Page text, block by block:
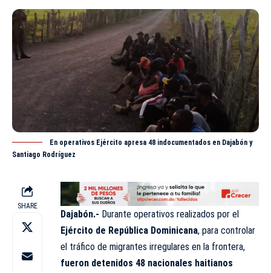
En operativos Ejército apresa 48 indocumentados en Dajabón y
Santiago Rodríguez
SHARE
Dajabón.- Durante operativos realizados por el
Ejército de República Dominicana, para controlar
el tráfico de migrantes irregulares en la frontera,
fueron detenidos 48 nacionales haitianos